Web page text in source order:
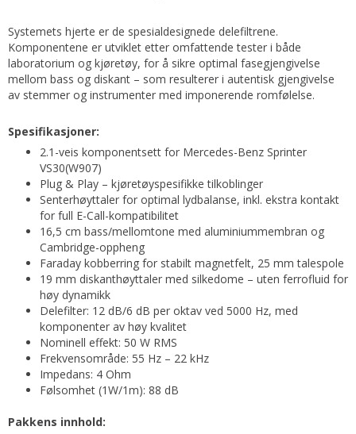
Systemets hjerte er de spesialdesignede delefiltrene.
Komponentene er utviklet etter omfattende tester i både
laboratorium og kjøretøy, for å sikre optimal fasegjengivelse
mellom bass og diskant – som resulterer i autentisk gjengivelse
av stemmer og instrumenter med imponerende romfølelse.
Spesifikasjoner:
2.1-veis komponentsett for Mercedes-Benz Sprinter
VS30(W907)
Plug & Play – kjøretøyspesifikke tilkoblinger
Senterhøyttaler for optimal lydbalanse, inkl. ekstra kontakt
for full E-Call-kompatibilitet
16,5 cm bass/mellomtone med aluminiummembran og
Cambridge-oppheng
Faraday kobberring for stabilt magnetfelt, 25 mm talespole
19 mm diskanthøyttaler med silkedome – uten ferrofluid for
høy dynamikk
Delefilter: 12 dB/6 dB per oktav ved 5000 Hz, med
komponenter av høy kvalitet
Nominell effekt: 50 W RMS
Frekvensområde: 55 Hz – 22 kHz
Impedans: 4 Ohm
Følsomhet (1W/1m): 88 dB
Pakkens innhold: